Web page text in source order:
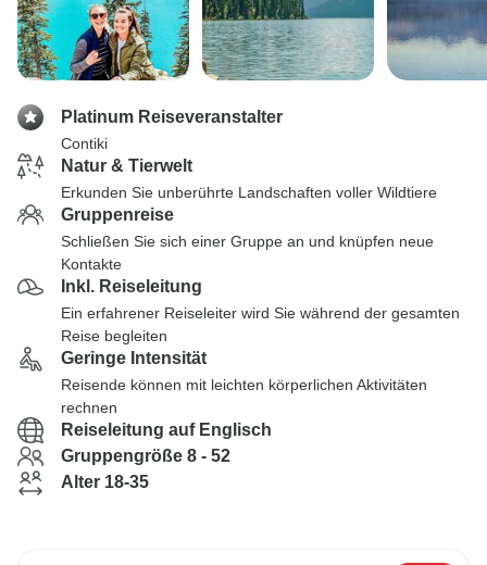
Platinum Reiseveranstalter
Contiki
Natur & Tierwelt
Erkunden Sie unberührte Landschaften voller Wildtiere
Gruppenreise
Schließen Sie sich einer Gruppe an und knüpfen neue
Kontakte
Inkl. Reiseleitung
Ein erfahrener Reiseleiter wird Sie während der gesamten
Reise begleiten
Geringe Intensität
Reisende können mit leichten körperlichen Aktivitäten
rechnen
Reiseleitung auf Englisch
Gruppengröße 8 - 52
Alter 18-35